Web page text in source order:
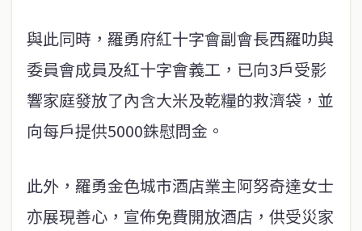
與此同時，羅勇府紅十字會副會長西羅叻與
委員會成員及紅十字會義工，已向3戶受影
響家庭發放了內含大米及乾糧的救濟袋，並
向每戶提供5000銖慰問金。
此外，羅勇金色城市酒店業主阿努奇達女士
亦展現善心，宣佈免費開放酒店，供受災家